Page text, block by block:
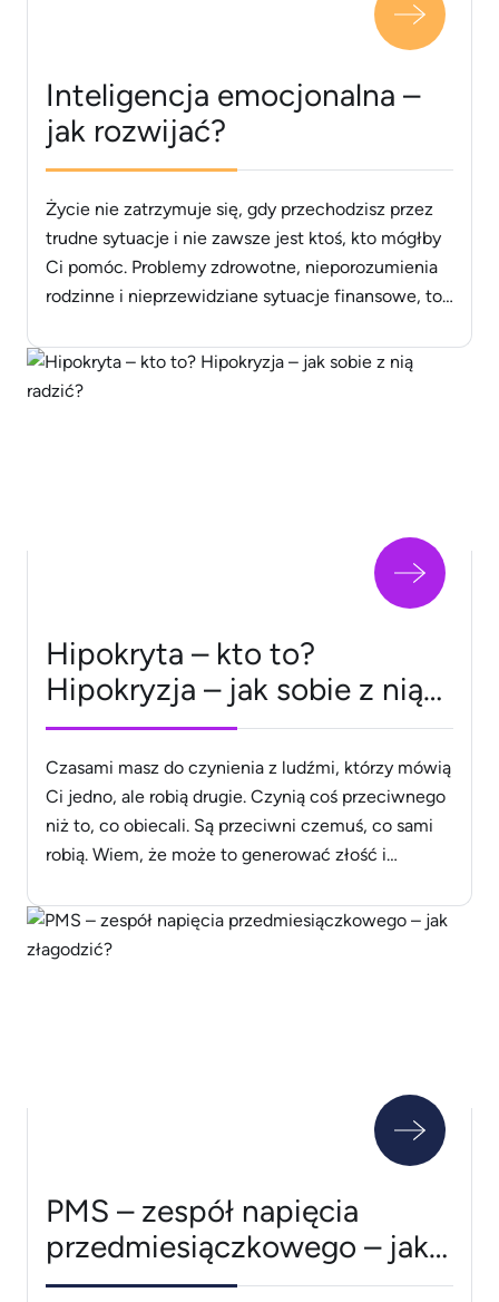
Inteligencja emocjonalna –
jak rozwijać?
Życie nie zatrzymuje się, gdy przechodzisz przez
trudne sytuacje i nie zawsze jest ktoś, kto mógłby
Ci pomóc. Problemy zdrowotne, nieporozumienia
rodzinne i nieprzewidziane sytuacje finansowe, to
uświadamiasz sobie, że nie jest łatwo uporać się z
uczuciami i przeciwnościami codziennego życia. Z
Hipokryta – kto to?
Hipokryzja – jak sobie z nią
radzić?
Czasami masz do czynienia z ludźmi, którzy mówią
Ci jedno, ale robią drugie. Czynią coś przeciwnego
niż to, co obiecali. Są przeciwni czemuś, co sami
robią. Wiem, że może to generować złość i
rozpoznać hipokrytę i jak radzić sobie z takim
zachowaniem bez odczuwania złości, frustracji,
PMS – zespół napięcia
przedmiesiączkowego – jak
złagodzić?